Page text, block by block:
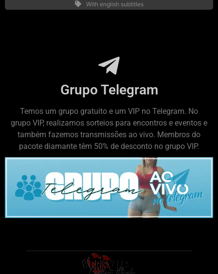
With english subtitles
Grupo Telegram
Temos um grupo gratuito e um VIP no Telegram. No
grupo VIP, realizamos sorteios para encontros e eventos e
também fazemos transmissões ao vivo. Membros do
pacote diamante têm 50% de desconto no grupo VIP.